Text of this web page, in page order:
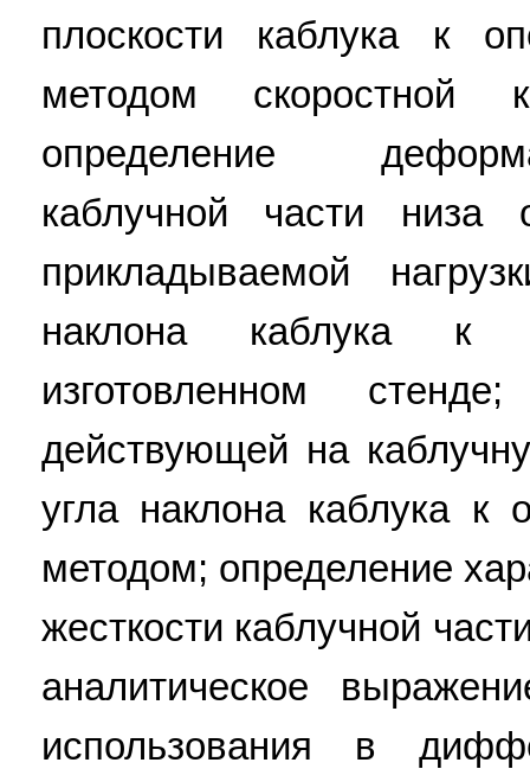
плоскости каблука к
методом скоростной
определение
каблучной части низа
прикладываемой
наклона каблука к
изготовленном
действующей на
угла наклона каблука к
методом; определение
жесткости каблучной
аналитическое
использования в